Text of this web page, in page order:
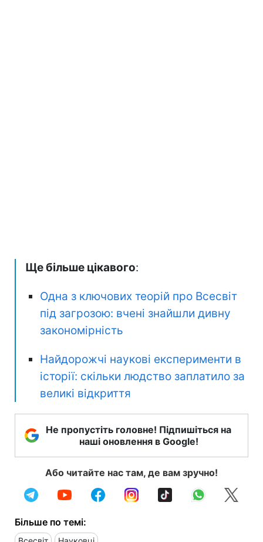
Ще більше цікавого:
Одна з ключових теорій про Всесвіт
під загрозою: вчені знайшли дивну
закономірність
Найдорожчі наукові експерименти в
історії: скільки людство заплатило за
великі відкриття
Не пропустіть головне! Підпишіться на
наші оновлення в Google!
Або читайте нас там, де вам зручно!
Більше по темі: